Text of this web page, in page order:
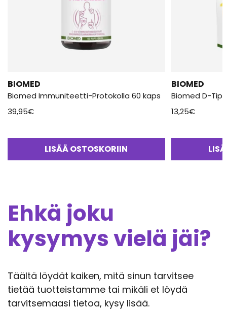
BIOMED
Biomed Immuniteetti-Protokolla 60 kaps
39,95€
LISÄÄ OSTOSKORIIN
BIOMED
Biomed D-
13,25€
Ehkä joku
kysymys vielä jäi?
Täältä löydät kaiken, mitä sinun tarvitsee
tietää tuotteistamme tai mikäli et löydä
tarvitsemaasi tietoa, kysy lisää.